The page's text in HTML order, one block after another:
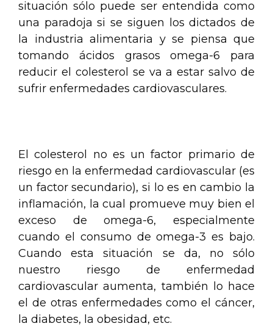
situación sólo puede ser entendida como
una paradoja si se siguen los dictados de
la industria alimentaria y se piensa que
tomando ácidos grasos omega-6 para
reducir el colesterol se va a estar salvo de
sufrir enfermedades cardiovasculares.
El colesterol no es un factor primario de
riesgo en la enfermedad cardiovascular (es
un factor secundario), si lo es en cambio la
inflamación, la cual promueve muy bien el
exceso de omega-6, especialmente
cuando el consumo de omega-3 es bajo.
Cuando esta situación se da, no sólo
nuestro riesgo de enfermedad
cardiovascular aumenta, también lo hace
el de otras enfermedades como el cáncer,
la diabetes, la obesidad, etc.